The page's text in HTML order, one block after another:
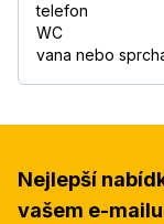
telefon
WC
vana nebo
Nejlepší
vašem e-mailu